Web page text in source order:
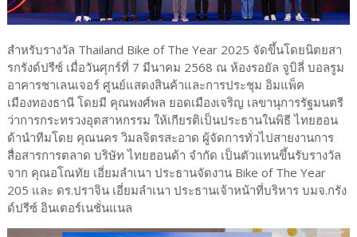
สำหรับรางวัล Thailand Bike of The Year 2025 จัดขึ้นโดยนิตยสา
รกรังด์ปรีซ์ เมื่อวันศุกร์ที่ 7 มีนาคม 2568 ณ ห้องรอยัล จูบิลี่ บอลรูม
อาคารชาเลนเจอร์ ศูนย์แสดงสินค้าและการประชุม อิมแพ็ค
เมืองทองธานี โดยมี คุณพงศ์พล ยอดเมืองเจริญ เลขานุการรัฐมนตรี
ว่าการกระทรวงอุตสาหกรรม ให้เกียรติเป็นประธานในพิธี ไทยฮอน
ด้านำทีมโดย คุณนคร วิมลจิตรสะอาด ผู้จัดการทั่วไปสายงานการ
สื่อสารการตลาด บริษัท ไทยฮอนด้า จำกัด เป็นตัวแทนขึ้นรับรางวัล
จาก คุณอโณทัย เอี่ยมลำเนา ประธานจัดงาน Bike of The Year
205 และ ดร.ปราจิน เอี่ยมลำเนา ประธานเจ้าหน้าที่บริหาร บมจ.กรัง
ด์ปรีซ์ อินเตอร์เนชั่นแนล